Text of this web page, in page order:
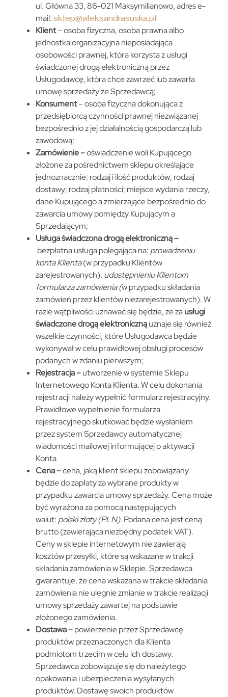
ul. Główna 33, 86-021 Maksymilianowo, adres e-
mail:sklep@aleksandrasuska.pl
Klient– osoba fizyczna, osoba prawna albo
jednostka organizacyjna nieposiadająca
osobowości prawnej, która korzysta z usługi
świadczonej drogą elektroniczną przez
Usługodawcę, która chce zawrzeć lub zawarła
umowę sprzedaży ze Sprzedawcą;
Konsument– osoba fizyczna dokonująca z
przedsiębiorcą czynności prawnej niezwiązanej
bezpośrednio z jej działalnością gospodarczą lub
zawodową;
Zamówienie –oświadczenie woli Kupującego
złożone za pośrednictwem sklepu określające
jednoznacznie: rodzaj i ilość produktów; rodzaj
dostawy; rodzaj płatności; miejsce wydania rzeczy,
dane Kupującego a zmierzające bezpośrednio do
zawarcia umowy pomiędzy Kupującym a
Sprzedającym;
Usługa świadczona drogą elektroniczną –
bezpłatna usługa polegająca na: prowadzeniu
konta Klienta(w przypadku Klientów
zarejestrowanych), udostępnieniu Klientom
formularza zamówienia (w przypadku składania
zamówień przez klientów niezarejestrowanych). W
razie wątpliwości uznawać się będzie, że zausługi
świadczone drogą elektronicznąuznaje się również
wszelkie czynności, które Usługodawca będzie
wykonywał w celu prawidłowej obsługi procesów
podanych w zdaniu pierwszym;
Rejestracja –utworzenie w systemie Sklepu
Internetowego Konta Klienta. W celu dokonania
rejestracji należy wypełnić formularz rejestracyjny.
Prawidłowe wypełnienie formularza
rejestracyjnego skutkować będzie wysłaniem
przez system Sprzedawcy automatycznej
wiadomości mailowej informującej o aktywacji
Konta
Cena –cena, jaką klient sklepu zobowiązany
będzie do zapłaty za wybrane produkty w
przypadku zawarcia umowy sprzedaży. Cena może
być wyrażona za pomocą następujących
walut: polski złoty (PLN). Podana cena jest ceną
brutto (zawierająca niezbędny podatek VAT).
Ceny w sklepie internetowym nie zawierają
kosztów przesyłki, które są wskazane w trakcji
składania zamówienia w Sklepie. Sprzedawca
gwarantuje, że cena wskazana w trakcie składania
zamówienia nie ulegnie zmianie w trakcie realizacji
umowy sprzedaży zawartej na podstawie
złożonego zamówienia.
Dostawa – ­powierzenie przez Sprzedawcę
produktów przeznaczonych dla Klienta
podmiotom trzecim w celu ich dostawy.
Sprzedawca zobowiązuje się do należytego
opakowania i ubezpieczenia wysyłanych
produktów. Dostawę swoich produktów